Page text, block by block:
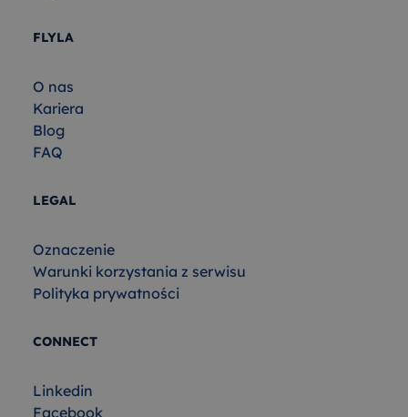
FLYLA
O nas
Kariera
Blog
FAQ
LEGAL
Oznaczenie
Warunki korzystania z serwisu
Polityka prywatności
CONNECT
Linkedin
Facebook